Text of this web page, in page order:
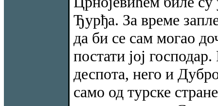
Ђурђа. За време
да би се сам могао
постати јој
деспота, него и
само од турске